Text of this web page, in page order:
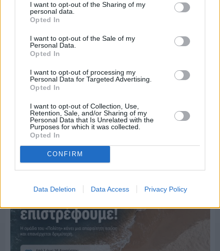
I want to opt-out of the Sharing of my
personal data.
Opted In
I want to opt-out of the Sale of my
Personal Data.
Opted In
I want to opt-out of processing my
Personal Data for Targeted Advertising.
Opted In
I want to opt-out of Collection, Use,
Retention, Sale, and/or Sharing of my
Personal Data that Is Unrelated with the
Purposes for which it was collected.
Opted In
CONFIRM
Data Deletion Data Access Privacy Policy
Πριν 4 ημέρες
Ο καιρός στη Χίο, σήμερα 3 Αυγούστου 2026